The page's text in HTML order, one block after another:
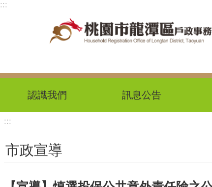
跳到主要內容區塊
:::
認識我們 訊息公告
:::
市政宣導